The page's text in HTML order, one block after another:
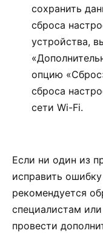
сохранить
сброса
устройства,
опцию
сброса
сети Wi-Fi.
Если ни один из
исправить
рекомендуется
специалистам
провести